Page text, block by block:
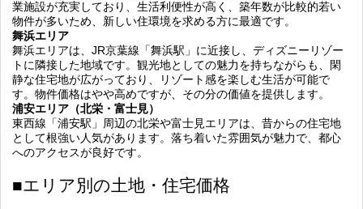
業施設が充実しており、生活利便性が高く、築年数が比較的若い
物件が多いため、新しい住環境を求める方に最適です。
舞浜エリア
舞浜エリアは、JR京葉線「舞浜駅」に近接し、ディズニーリゾー
トに隣接した地域です。観光地としての魅力を持ちながらも、閑
静な住宅地が広がっており、リゾート感を楽しむ生活が可能で
す。物件価格はやや高めですが、その分の価値を提供します。
浦安エリア（北栄・富士見）
東西線「浦安駅」周辺の北栄や富士見エリアは、昔からの住宅地
として根強い人気があります。落ち着いた雰囲気が魅力で、都心
へのアクセスが良好です。
■エリア別の土地・住宅価格